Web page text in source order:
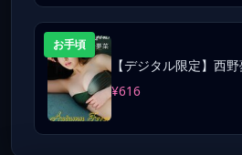
お手頃
【デジタル限定】西
¥616